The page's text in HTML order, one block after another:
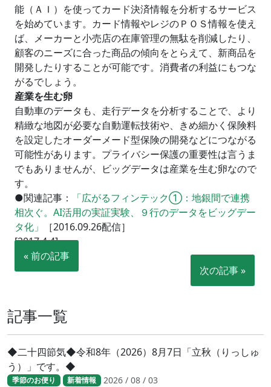
能（ＡＩ）を使ってカード決済情報を分析するサービス
を始めています。カード情報やレジのＰＯＳ情報を使え
ば、メーカーと小売店の在庫管理の無駄を削減したり、
顧客のニーズに合った商品の傾向をとらえて、新商品を
開発したりすることが可能です。消費者の利益にもつな
がるでしょう。
産業を生む卵
自動車のデータも、走行データを分析することで、より
精緻な地図が必要な自動運転技術や、きめ細かく保険料
を設定したオーダーメード型保険の開発などにつながる
可能性があります。プライバシー保護の重要性は言うま
でもありませんが、ビッグデータは産業を生む卵なので
す。
●関連記事：
「広がるフィンテック①：地銀間で連携
相次ぐ。AI活用の実証実験、９行のデータをビッグデー
タ化」
［2016.09.26配信］
[2017.4.4]
« 前の記事
次の記事 »
記事一覧
◆二十四節気◆令和8年（2026）8月7日「立秋（りっしゅ
う）」です。◆
季節のお便り 新着情報 2026 / 08 / 03